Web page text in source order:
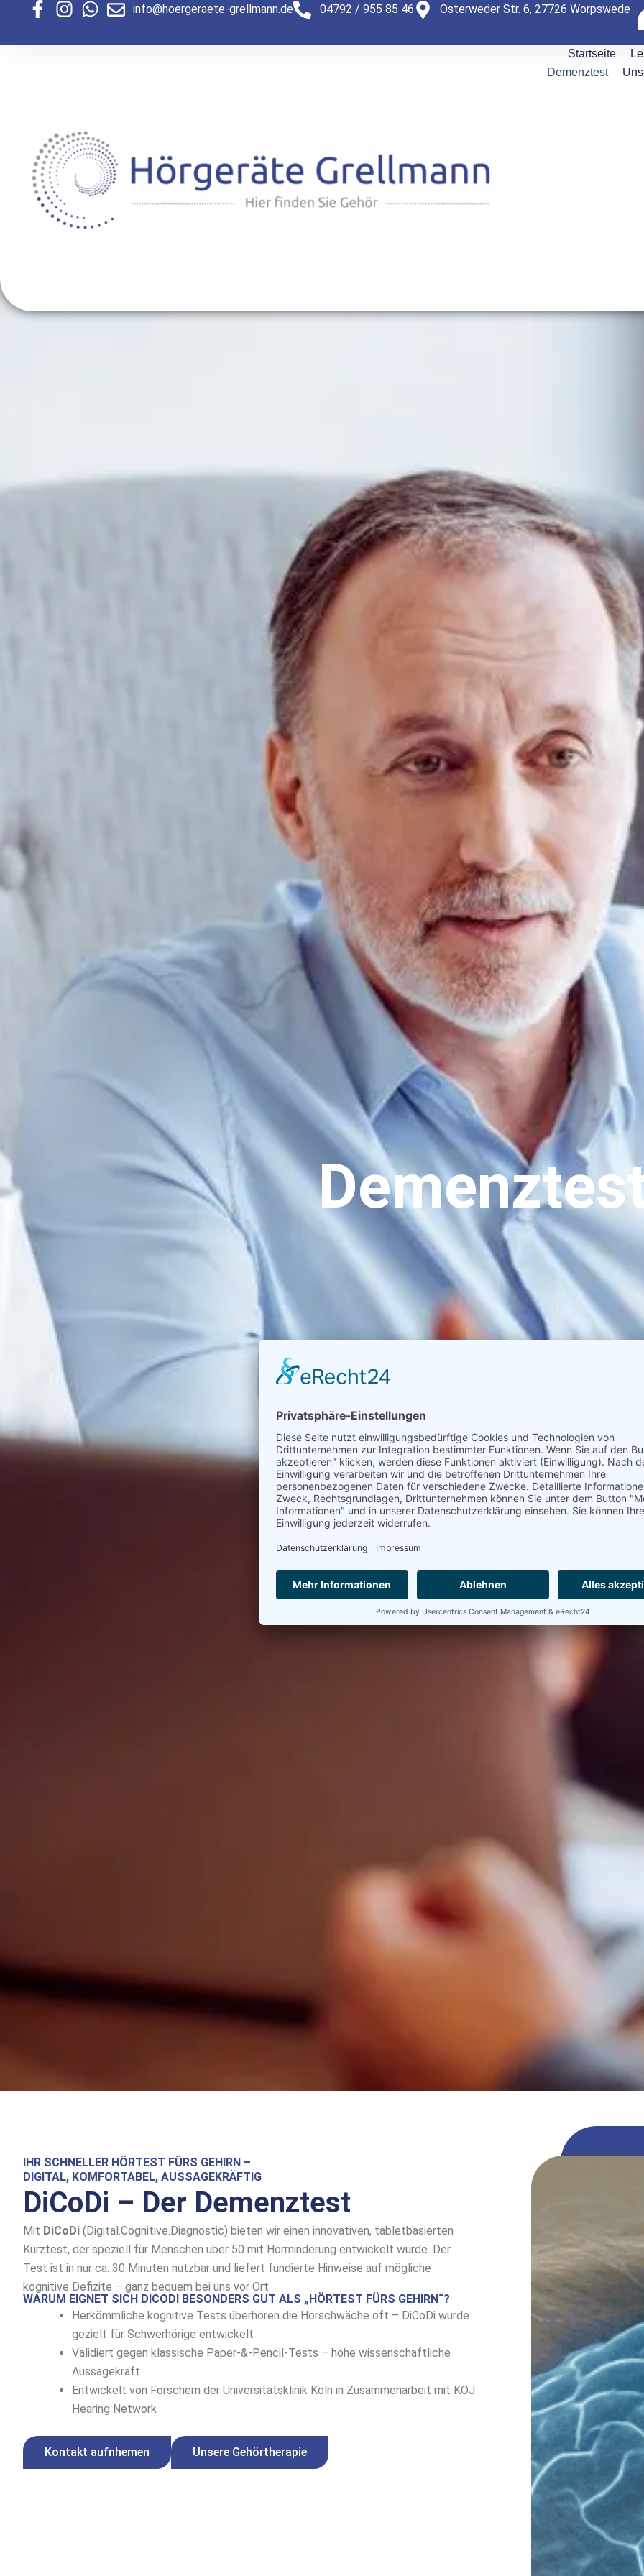
springen
info@hoergeraete-grellmann.de 04792 / 955 85 46 Osterweder Str. 6, 27726 Worpswede
Startseite
Demenztest
IHR SCHNELLER HÖRTEST FÜRS GEHIRN –
DIGITAL, KOMFORTABEL, AUSSAGEKRÄFTIG
DiCoDi – Der Demenztest
Mit DiCoDi (Digital.Cognitive.Diagnostic) bieten wir einen innovativen, tabletbasierten
Kurztest, der speziell für Menschen über 50 mit Hörminderung entwickelt wurde. Der
Test ist in nur ca. 30 Minuten nutzbar und liefert fundierte Hinweise auf mögliche
kognitive Defizite – ganz bequem bei uns vor Ort.
WARUM EIGNET SICH DICODI BESONDERS GUT ALS „HÖRTEST FÜRS GEHIRN“?
Herkömmliche kognitive Tests überhören die Hörschwäche oft – DiCoDi wurde
gezielt für Schwerhörige entwickelt
Validiert gegen klassische Paper-&-Pencil-Tests – hohe wissenschaftliche
Aussagekraft
Entwickelt von Forschern der Universitätsklinik Köln in Zusammenarbeit mit KOJ
Hearing Network
Kontakt aufnhemen Unsere Gehörtherapie